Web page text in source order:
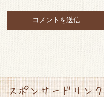
スポンサードリンク